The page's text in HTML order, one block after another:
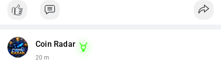
Coin Radar
20 m